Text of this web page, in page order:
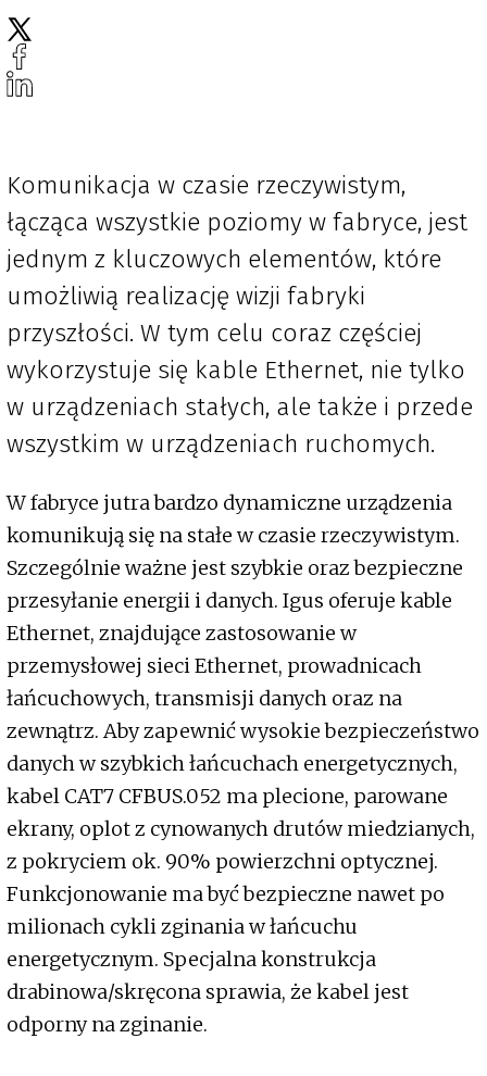
Komunikacja w czasie rzeczywistym,
łącząca wszystkie poziomy w fabryce, jest
jednym z kluczowych elementów, które
umożliwią realizację wizji fabryki
przyszłości. W tym celu coraz częściej
wykorzystuje się kable Ethernet, nie tylko
w urządzeniach stałych, ale także i przede
wszystkim w urządzeniach ruchomych.
W fabryce jutra bardzo dynamiczne urządzenia
komunikują się na stałe w czasie rzeczywistym.
Szczególnie ważne jest szybkie oraz bezpieczne
przesyłanie energii i danych. Igus oferuje kable
Ethernet, znajdujące zastosowanie w
przemysłowej sieci Ethernet, prowadnicach
łańcuchowych, transmisji danych oraz na
zewnątrz. Aby zapewnić wysokie bezpieczeństwo
danych w szybkich łańcuchach energetycznych,
kabel CAT7 CFBUS.052 ma plecione, parowane
ekrany, oplot z cynowanych drutów miedzianych,
z pokryciem ok. 90% powierzchni optycznej.
Funkcjonowanie ma być bezpieczne nawet po
milionach cykli zginania w łańcuchu
energetycznym. Specjalna konstrukcja
drabinowa/skręcona sprawia, że kabel jest
odporny na zginanie.